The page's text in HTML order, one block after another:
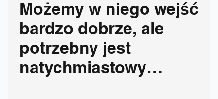
Możemy w niego wejść
bardzo dobrze, ale
potrzebny jest
natychmiastowy